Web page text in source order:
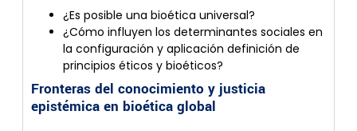
¿Es posible una bioética universal?
¿Cómo influyen los determinantes sociales en
la configuración y aplicación definición de
principios éticos y bioéticos?
Fronteras del conocimiento y justicia
epistémica en bioética global